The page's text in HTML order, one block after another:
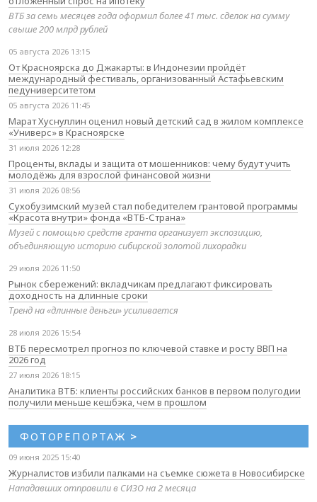
ВТБ за семь месяцев года оформил более 41 тыс. сделок на сумму
свыше 200 млрд рублей
05 августа 2026 13:15
От Красноярска до Джакарты: в Индонезии пройдёт
международный фестиваль, организованный Астафьевским
педуниверситетом
05 августа 2026 11:45
Марат Хуснуллин оценил новый детский сад в жилом комплексе
«Универс» в Красноярске
31 июля 2026 12:28
Проценты, вклады и защита от мошенников: чему будут учить
молодёжь для взрослой финансовой жизни
31 июля 2026 08:56
Сухобузимский музей стал победителем грантовой программы
«Красота внутри» фонда «ВТБ-Страна»
Музей с помощью средств гранта организует экспозицию,
объединяющую историю сибирской золотой лихорадки
29 июля 2026 11:50
Рынок сбережений: вкладчикам предлагают фиксировать
доходность на длинные сроки
Тренд на «длинные деньги» усиливается
28 июля 2026 15:54
ВТБ пересмотрел прогноз по ключевой ставке и росту ВВП на
2026 год
27 июля 2026 18:15
Аналитика ВТБ: клиенты российских банков в первом полугодии
получили меньше кешбэка, чем в прошлом
ФОТОРЕПОРТАЖ >
09 июня 2025 15:40
Журналистов избили палками на съемке сюжета в Новосибирске
Нападавших отправили в СИЗО на 2 месяца